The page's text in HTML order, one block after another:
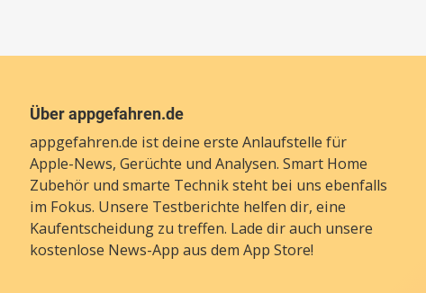
Über appgefahren.de
appgefahren.de ist deine erste Anlaufstelle für
Apple-News, Gerüchte und Analysen. Smart Home
Zubehör und smarte Technik steht bei uns ebenfalls
im Fokus. Unsere Testberichte helfen dir, eine
Kaufentscheidung zu treffen. Lade dir auch unsere
kostenlose News-App aus dem App Store!